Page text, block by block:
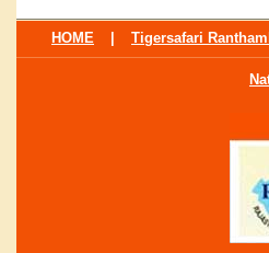
HOME Tigersafari